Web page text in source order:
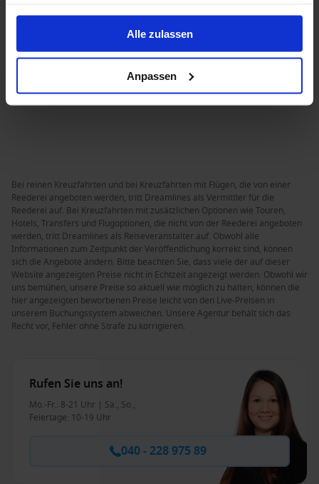
gesammelt haben.
Alle zulassen
Anpassen
Mehr erfahren
Bei reinen Kreuzfahrten und bei Kreuzfahrten mit Flügen, die von einer
Reederei angeboten werden, tritt Dreamlines als Vermittler für die
Reederei auf. Bei Kreuzfahrten mit zusätzlichen Optionen wie Touren,
Hotels, Transfers und Flugoptionen, die nicht von der Reederei angeboten
werden, tritt Dreamlines als Reiseveranstalter auf. Obwohl alle
Informationen zum Zeitpunkt der Veröffentlichung korrekt sind, können
sich die Angebote ändern. Bitte beachten Sie, dass viele der auf dieser
Website angezeigten Preise nicht in Echtzeit angezeigt werden. Obwohl wir
uns bemühen, unsere Preise so aktuell wie möglich zu halten, können die
hier angezeigten beworbenen Preise leicht von den Live-Preisen in
unserem Buchungssystem abweichen. Unsere Agentur behält sich das
Recht vor, Fehler ohne Strafe zu korrigieren.
Rufen Sie uns an!
Mo.-Fr.: 8-21 Uhr | Sa., So.,
Feiertage: 10-19 Uhr
040 - 228 975 89